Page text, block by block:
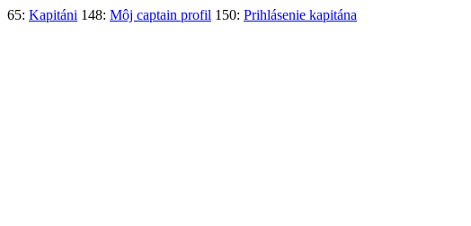
65: Kapitáni 148: Môj captain profil 150: Prihlásenie kapitána